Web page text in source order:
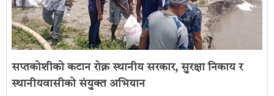
सप्तकोशीको कटान रोक्न स्थानीय सरकार, सुरक्षा निकाय र
स्थानीयवासीको संयुक्त अभियान